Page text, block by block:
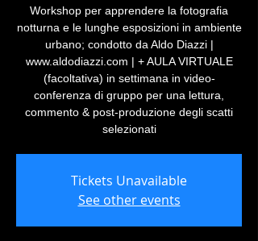
Workshop per apprendere la fotografia
notturna e le lunghe esposizioni in ambiente
urbano; condotto da Aldo Diazzi |
www.aldodiazzi.com | + AULA VIRTUALE
(facoltativa) in settimana in video-
conferenza di gruppo per una lettura,
commento & post-produzione degli scatti
selezionati
Tickets Unavailable
See other events